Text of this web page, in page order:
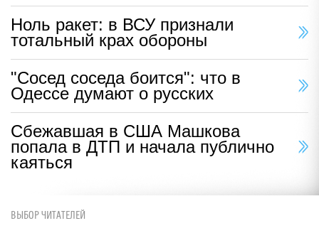
Ноль ракет: в ВСУ признали
тотальный крах обороны
"Сосед соседа боится": что в
Одессе думают о русских
Сбежавшая в США Машкова
попала в ДТП и начала публично
каяться
ВЫБОР ЧИТАТЕЛЕЙ